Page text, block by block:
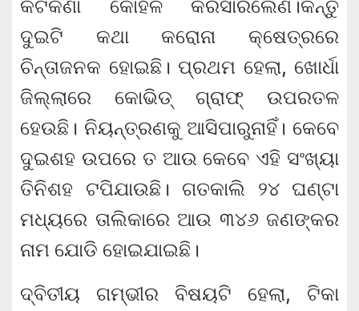
କଟକଣା କୋହଳ କରିସାରିଲେଣି।କିନ୍ତୁ
ଦୁଇଟି କଥା କରୋନା କ୍ଷେତ୍ରରେ
ଚିନ୍ତାଜନକ ହୋଇଛି। ପ୍ରଥମ ହେଲା, ଖୋର୍ଧା
ଜିଲ୍ଲାରେ କୋଭିଡ୍ ଗ୍ରାଫ୍ ଉପରତଳ
ହେଉଛି। ନିୟନ୍ତ୍ରଣକୁ ଆସିପାରୁନାହିଁ। କେବେ
ଦୁଇଶହ ଉପରେ ତ ଆଉ କେବେ ଏହି ସଂଖ୍ୟା
ତିନିଶହ ଟପିଯାଉଛି। ଗତକାଲି ୨୪ ଘଣ୍ଟା
ମଧ୍ୟରେ ତାଲିକାରେ ଆଉ ୩୪୬ ଜଣଙ୍କର
ନାମ ଯୋଡି ହୋଇଯାଇଛି।
ଦ୍ବିତୀୟ ଗମ୍ଭୀର ବିଷୟଟି ହେଲା, ଟିକା